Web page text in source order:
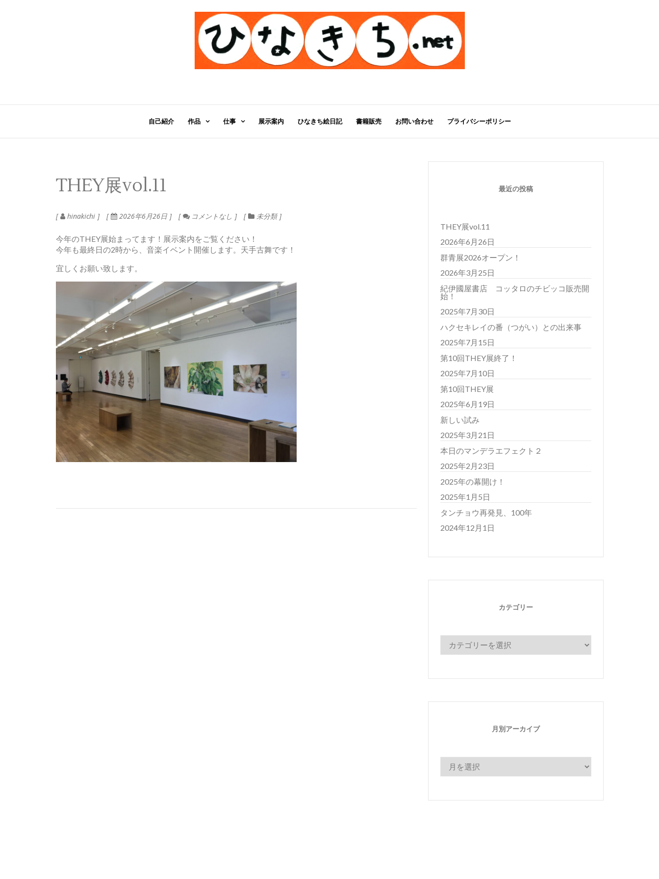
自己紹介 作品 仕事 展示案内 ひなきち絵日記 書籍販売 お問い合わせ プライバシーポリシー
THEY展vol.11
hinakichi 2026年6月26日 コメントなし 未分類
今年のTHEY展始まってます！展示案内をご覧ください！
今年も最終日の2時から、音楽イベント開催します。天手古舞です！
宜しくお願い致します。
最近の投稿
THEY展vol.11
2026年6月26日
群青展2026オープン！
2026年3月25日
紀伊國屋書店 コッタロのチビッコ販売開
始！
2025年7月30日
ハクセキレイの番（つがい）との出来事
2025年7月15日
第10回THEY展終了！
2025年7月10日
第10回THEY展
2025年6月19日
新しい試み
2025年3月21日
本日のマンデラエフェクト２
2025年2月23日
2025年の幕開け！
2025年1月5日
タンチョウ再発見、100年
2024年12月1日
カテゴリー
テ
リ
月別アーカイブ
別
ー